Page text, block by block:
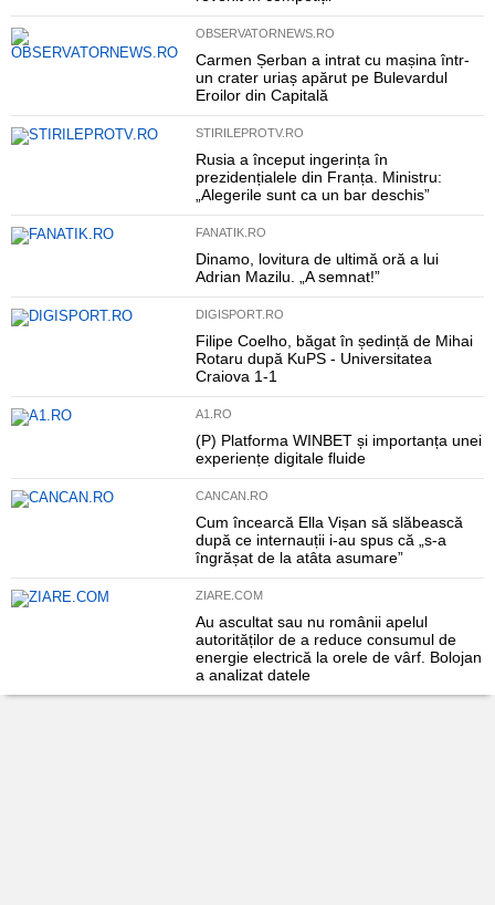
OBSERVATORNEWS.RO
Carmen Șerban a intrat cu mașina într-
un crater uriaș apărut pe Bulevardul
Eroilor din Capitală
STIRILEPROTV.RO
Rusia a început ingerința în
prezidențialele din Franța. Ministru:
„Alegerile sunt ca un bar deschis”
FANATIK.RO
Dinamo, lovitura de ultimă oră a lui
Adrian Mazilu. „A semnat!”
DIGISPORT.RO
Filipe Coelho, băgat în ședință de Mihai
Rotaru după KuPS - Universitatea
Craiova 1-1
A1.RO
(P) Platforma WINBET și importanța unei
experiențe digitale fluide
CANCAN.RO
Cum încearcă Ella Vișan să slăbească
după ce internauții i-au spus că „s-a
îngrășat de la atâta asumare”
ZIARE.COM
Au ascultat sau nu românii apelul
autorităților de a reduce consumul de
energie electrică la orele de vârf. Bolojan
a analizat datele